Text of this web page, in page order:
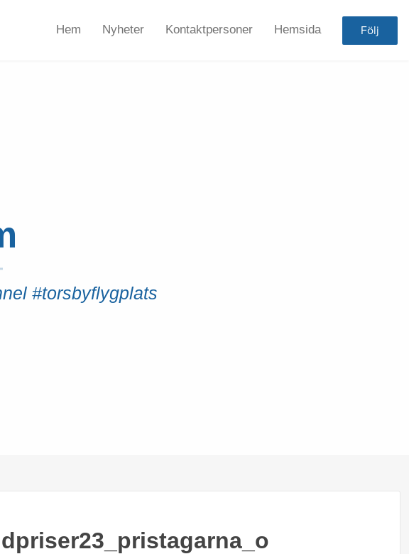
Hem Nyheter Kontaktpersoner Hemsida Följ
#torsbyflygplats